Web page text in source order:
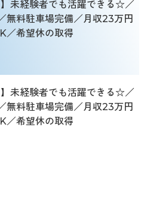
】未経験者でも活躍できる☆／
無料駐車場完備／月収23万円
／希望休の取得
】未経験者でも活躍できる☆／
無料駐車場完備／月収23万円
／希望休の取得